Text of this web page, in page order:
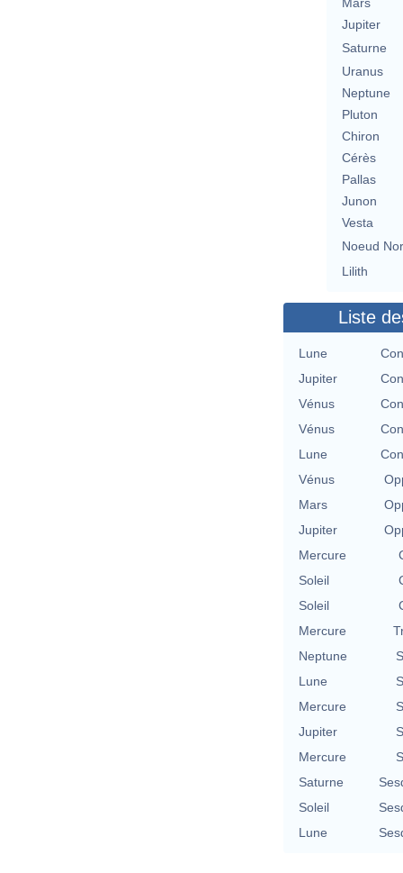
Mars
Jupiter
Saturne
Uranus
Neptune
Pluton
Chiron
Cérès
Pallas
Junon
Vesta
Noeud
Lilith
Liste
Lune
Jupiter
Vénus
Vénus
Lune
Vénus
Mars
Jupiter
Mercure
Soleil
Soleil
Mercure
Neptune
Lune
Mercure
Jupiter
Mercure
Saturne
Soleil
Lune